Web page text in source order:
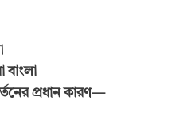
বাংলা
প্রধান কারণ—